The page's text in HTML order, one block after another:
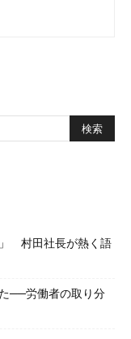
村田社長が熱く語
──労働者の取り分